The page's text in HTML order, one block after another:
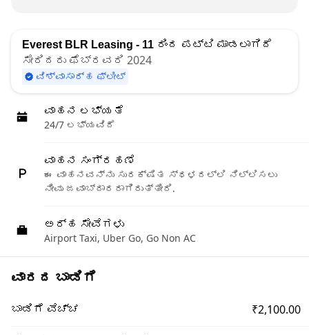
Everest BLR Leasing - 11 ರಿಂದ ಪಟ್ಟಿ ಮಾಡಲಾಗಿದೆ
ಸೇರಿದರು ಫೆಬ್ರವರಿ 2024
ವಿಶ್ವಾಸಾರ್ಹ ಫ್ಲೀಟ್
ವಾಹನ ಲಭ್ಯತೆ
24/7 ಲಭ್ಯವಿದೆ
ವಾಹನ ಸಂಗ್ರಹಣೆ
ಈ ವಾಹನವನ್ನು ಸುರಕ್ಷಿತ ಸ್ಥಳದಲ್ಲಿ ನಿಲ್ಲಿಸಲು
ನೀವು ಜವಾಬ್ದಾರರಾಗಿರುತ್ತೀರಿ.
ಅರ್ಹ ಸೇವೆಗಳು
Airport Taxi, Uber Go, Go Non AC
ವಾರದ ಬಾಡಿಗೆ
ಬಾಡಿಗೆ ವೆಚ್ಚ ₹2,100.00